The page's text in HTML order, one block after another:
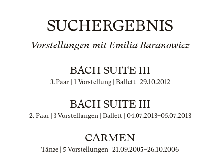
SUCHERGEBNIS
Vorstellungen mit Emilia Baranowicz
BACH SUITE III
3. Paar | 1 Vorstellung | Ballett | 29.10.2012
BACH SUITE III
2. Paar | 3 Vorstellungen | Ballett | 04.07.2013–06.07.2013
CARMEN
Tänze | 5 Vorstellungen | 21.09.2005–26.10.2006